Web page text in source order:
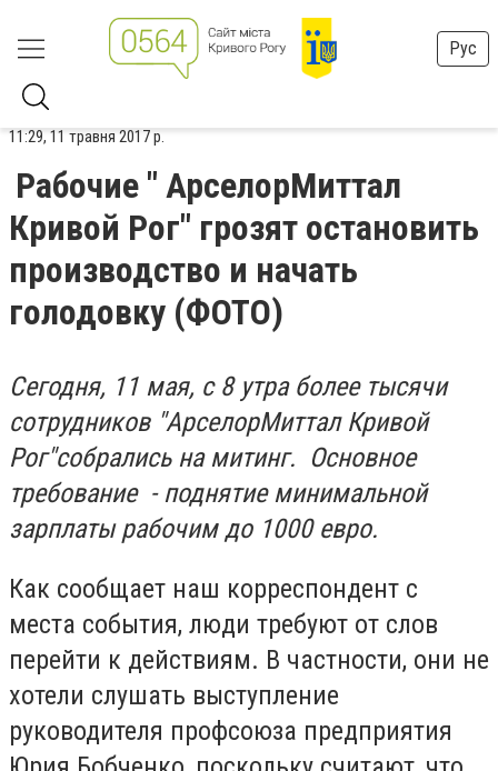
Рус
11:29, 11 травня 2017 р.
Рабочие " АрселорМиттал
Кривой Рог" грозят остановить
производство и начать
голодовку (ФОТО)
Сегодня, 11 мая, с 8 утра более тысячи
сотрудников "АрселорМиттал Кривой
Рог"собрались на митинг. Основное
требование - поднятие минимальной
зарплаты рабочим до 1000 евро.
Как сообщает наш корреспондент с
места события, люди требуют от слов
перейти к действиям. В частности, они не
хотели слушать выступление
руководителя профсоюза предприятия